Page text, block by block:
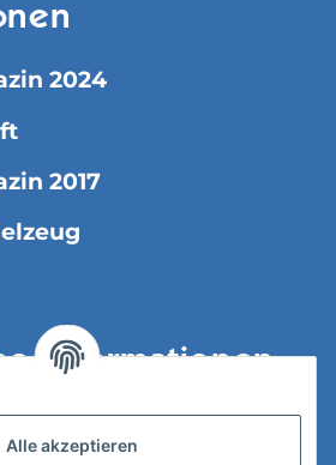
2024
2017
Informationen
Alle akzeptieren